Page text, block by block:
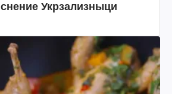
Укрзализныци